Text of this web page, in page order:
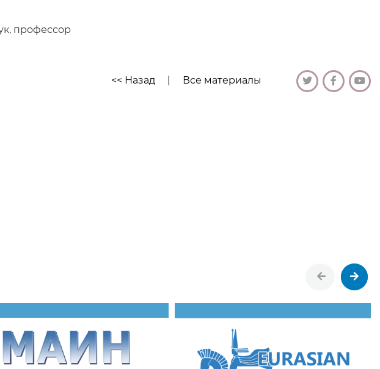
профессор
<< Назад Все материалы